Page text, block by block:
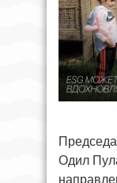
Одил